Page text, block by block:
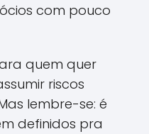
com pouco
quem quer
riscos
lembre-se: é
definidos pra